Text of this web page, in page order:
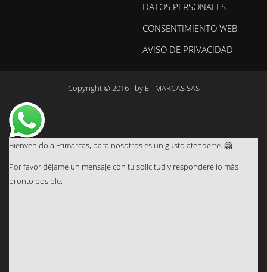
DATOS PERSONALES
CONSENTIMIENTO WEB
AVISO DE PRIVACIDAD
Copyright © 2016 - by ETIMARCAS SAS
Bienvenido a Etimarcas, para nosotros es un gusto atenderte. 🤗
Por favor déjame un mensaje con tu solicitud y responderé lo más
pronto posible.